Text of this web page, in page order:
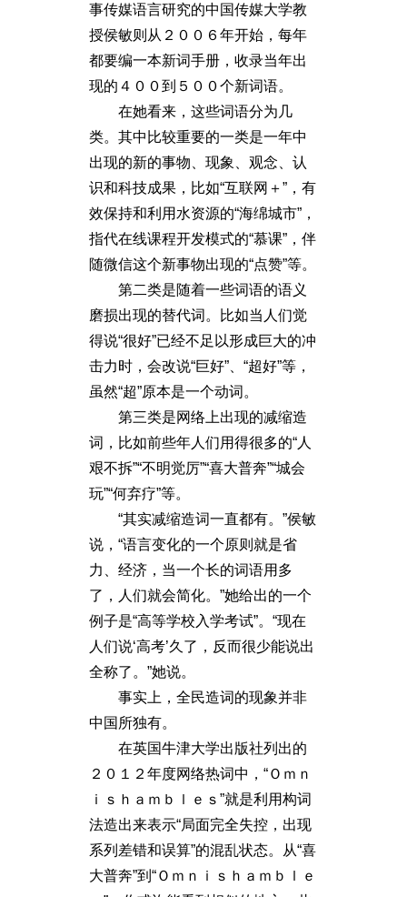
事传媒语言研究的中国传媒大学教
授侯敏则从２００６年开始，每年
都要编一本新词手册，收录当年出
现的４００到５００个新词语。
在她看来，这些词语分为几
类。其中比较重要的一类是一年中
出现的新的事物、现象、观念、认
识和科技成果，比如“互联网＋”，有
效保持和利用水资源的“海绵城市”，
指代在线课程开发模式的“慕课”，伴
随微信这个新事物出现的“点赞”等。
第二类是随着一些词语的语义
磨损出现的替代词。比如当人们觉
得说“很好”已经不足以形成巨大的冲
击力时，会改说“巨好”、“超好”等，
虽然“超”原本是一个动词。
第三类是网络上出现的减缩造
词，比如前些年人们用得很多的“人
艰不拆”“不明觉厉”“喜大普奔”“城会
玩”“何弃疗”等。
“其实减缩造词一直都有。”侯敏
说，“语言变化的一个原则就是省
力、经济，当一个长的词语用多
了，人们就会简化。”她给出的一个
例子是“高等学校入学考试”。“现在
人们说‘高考’久了，反而很少能说出
全称了。”她说。
事实上，全民造词的现象并非
中国所独有。
在英国牛津大学出版社列出的
２０１２年度网络热词中，“Ｏｍｎ
ｉｓｈａｍｂｌｅｓ”就是利用构词
法造出来表示“局面完全失控，出现
系列差错和误算”的混乱状态。从“喜
大普奔”到“Ｏｍｎｉｓｈａｍｂｌｅ